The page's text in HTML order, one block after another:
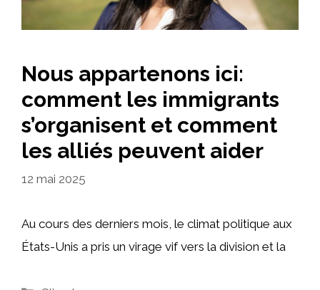
Nous appartenons ici:
comment les immigrants
s’organisent et comment
les alliés peuvent aider
12 mai 2025
Au cours des derniers mois, le climat politique aux
États-Unis a pris un virage vif vers la division et la